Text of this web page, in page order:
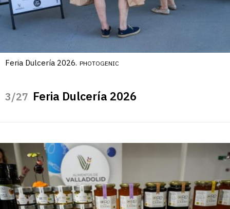
Feria Dulcería 2026. PHOTOGENIC
/27 Feria Dulcería 2026